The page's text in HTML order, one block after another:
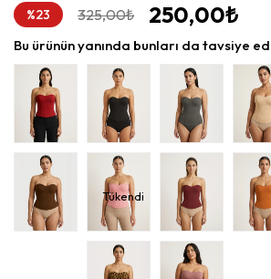
%23
İndirim
325,00₺ 250,00₺
Bu ürünün yanında bunları da tavsiye
Tükendi